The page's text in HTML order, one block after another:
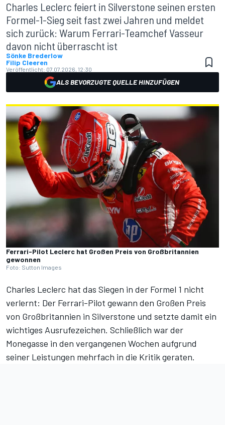
Charles Leclerc feiert in Silverstone seinen ersten
Formel-1-Sieg seit fast zwei Jahren und meldet
sich zurück: Warum Ferrari-Teamchef Vasseur
davon nicht überrascht ist
Sönke Brederlow
Filip Cleeren
Veröffentlicht: 07.07.2026, 12:30
ALS BEVORZUGTE QUELLE HINZUFÜGEN
Ferrari-Pilot Leclerc hat Großen Preis von Großbritannien
gewonnen
Foto: Sutton Images
Charles Leclerc hat das Siegen in der Formel 1 nicht
verlernt: Der Ferrari-Pilot gewann den Großen Preis
von Großbritannien in Silverstone und setzte damit ein
wichtiges Ausrufezeichen. Schließlich war der
Monegasse in den vergangenen Wochen aufgrund
seiner Leistungen mehrfach in die Kritik geraten.